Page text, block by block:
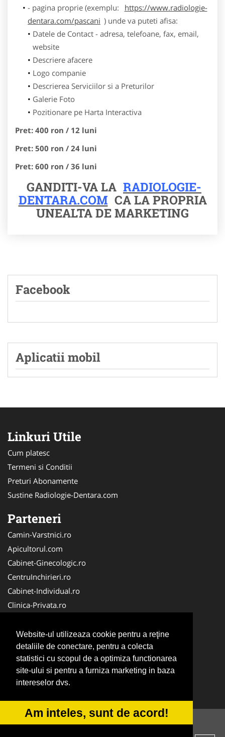
Website-ul utilizeaza cookie pentru a reţine
detaliile de conectare, pentru a colecta
statistici cu scopul de a optimiza functionarea
site-ului si pentru a furniza marketing in baza
intereselor dvs.
Am inteles, sunt de acord!
- pagina proprie (exemplu:
https://www.radiologie-
dentara.com/pascani ) unde va puteti afisa:
Datele de Contact - adresa, telefoane, fax, email,
website
Descriere afacere
Logo companie
Descrierea Serviciilor si a Preturilor
Galerie Foto
Pozitionare pe Harta Interactiva
Pret: 400 ron / 12 luni
Pret: 500 ron / 24 luni
Pret: 600 ron / 36 luni
GANDITI-VA LA RADIOLOGIE-
DENTARA.COM CA LA PROPRIA
UNEALTA DE MARKETING
Facebook
Aplicatii mobil
Linkuri Utile
Cum platesc
Termeni si Conditii
Preturi Abonamente
Sustine Radiologie-Dentara.com
Parteneri
Camin-Varstnici.ro
Apicultorul.com
Cabinet-Ginecologic.ro
CentruInchirieri.ro
Cabinet-Individual.ro
Clinica-Privata.ro
Medic-Bun.com
Birouri-Cadastru. Ro
Cardiologul.ro
InstalatiiSolare.com
© 2014-2026 -ANPC SOL